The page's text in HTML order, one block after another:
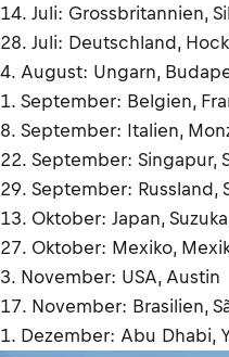
14. Juli: Grossbritannien,
28. Juli: Deutschland,
4. August: Ungarn,
1. September: Belgien,
8. September: Italien,
22. September: Singapur,
29. September: Russland,
13. Oktober: Japan, Suzuka
27. Oktober: Mexiko,
3. November: USA, Austin
17. November: Brasilien,
1. Dezember: Abu Dhabi,